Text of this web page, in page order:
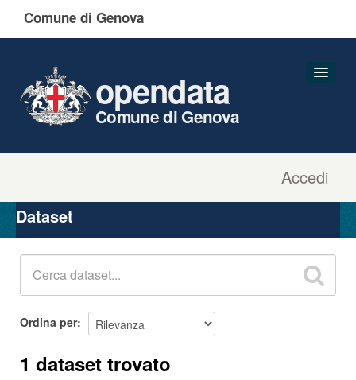
Comune di Genova
Accedi
opendata
Comune di Genova
Organizzazioni
Gruppi
Dataset
Ordina per
1 dataset trovato